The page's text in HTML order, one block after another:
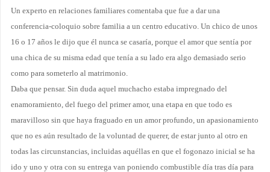
Un experto en relaciones familiares comentaba que fue a dar una
conferencia-coloquio sobre familia a un centro educativo. Un chico de unos
16 o 17 años le dijo que él nunca se casaría, porque el amor que sentía por
una chica de su misma edad que tenía a su lado era algo demasiado serio
como para someterlo al matrimonio.
Daba que pensar. Sin duda aquel muchacho estaba impregnado del
enamoramiento, del fuego del primer amor, una etapa en que todo es
maravilloso sin que haya fraguado en un amor profundo, un apasionamiento
que no es aún resultado de la voluntad de querer, de estar junto al otro en
todas las circunstancias, incluidas aquéllas en que el fogonazo inicial se ha
ido y uno y otra con su entrega van poniendo combustible día tras día para